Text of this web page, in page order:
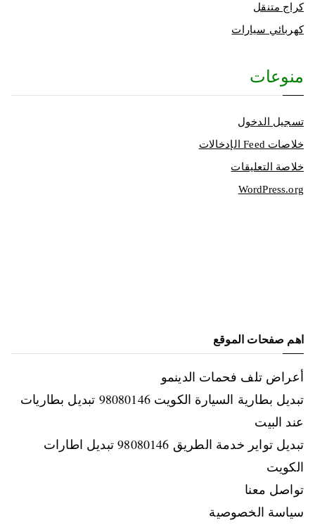
كراج متنقل
كهربائي سيارات
منوعات
تسجيل الدخول
خلاصات Feed الإدخالات
خلاصة التعليقات
WordPress.org
اهم صفحات الموقع
أعراض تلف فحمات الدينمو
تبديل بطارية السيارة الكويت 98080146‬ تبديل بطاريات
عند البيت
تبديل تواير خدمة الطريق 98080146‬ تبديل اطارات
الكويت
تواصل معنا
سياسة الخصوصية